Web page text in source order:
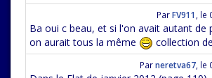
ParFV911 le
Ba oui c beau, et si l'on avait autant de
on aurait tous la même
collection
Parneretva67 le